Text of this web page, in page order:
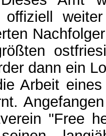
offiziell
dann ein
Arbeit
"Free